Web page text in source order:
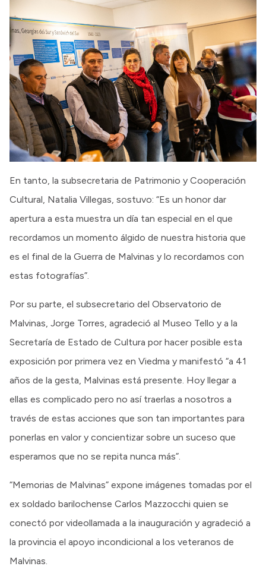
En tanto, la subsecretaria de Patrimonio y Cooperación
Cultural, Natalia Villegas, sostuvo: “Es un honor dar
apertura a esta muestra un día tan especial en el que
recordamos un momento álgido de nuestra historia que
es el final de la Guerra de Malvinas y lo recordamos con
estas fotografías”.
Por su parte, el subsecretario del Observatorio de
Malvinas, Jorge Torres, agradeció al Museo Tello y a la
Secretaría de Estado de Cultura por hacer posible esta
exposición por primera vez en Viedma y manifestó “a 41
años de la gesta, Malvinas está presente. Hoy llegar a
ellas es complicado pero no así traerlas a nosotros a
través de estas acciones que son tan importantes para
ponerlas en valor y concientizar sobre un suceso que
esperamos que no se repita nunca más”.
“Memorias de Malvinas” expone imágenes tomadas por el
ex soldado barilochense Carlos Mazzocchi quien se
conectó por videollamada a la inauguración y agradeció a
la provincia el apoyo incondicional a los veteranos de
Malvinas.